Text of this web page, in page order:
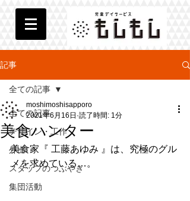
記事
全ての記事
デザイン・工作
外出
スタッフのつぶやき
集団活動
全ての記事
美食ハンター
moshimoshisapporo
2021年6月16日 読了時間: 1分
美食家『 工藤あゆみ 』は、究極のグル
メを求めている…。